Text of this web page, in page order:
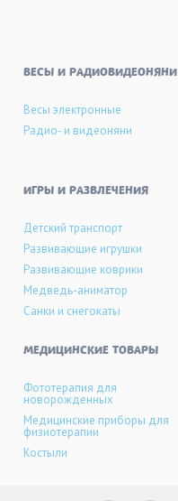
ВЕСЫ И РАДИОВИДЕОНЯНИ
Весы электронные
Радио- и видеоняни
ИГРЫ И РАЗВЛЕЧЕНИЯ
Детский транспорт
Развивающие игрушки
Развивающие коврики
Медведь-аниматор
Санки и снегокаты
МЕДИЦИНСКИЕ ТОВАРЫ
Фототерапия для
новорожденных
Медицинские приборы для
физиотерапии
Костыли